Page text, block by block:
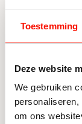
Toestemming
Deze website
We gebruiken
om ons
Calex
lichts E27
zwart
Op voorraad
159,90